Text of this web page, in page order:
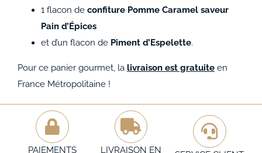
1 flacon de confiture Pomme Caramel saveur
Pain d’Épices
et d’un flacon de Piment d’Espelette.
Pour ce panier gourmet, la livraison est gratuiteen
France Métropolitaine !
PAIEMENTS
LIVRAISON EN